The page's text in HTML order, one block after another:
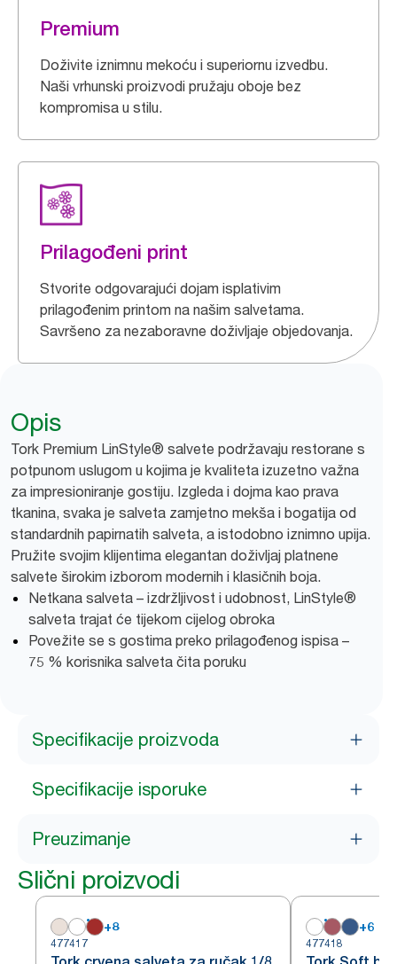
Premium
Doživite iznimnu mekoću i superiornu izvedbu.
Naši vrhunski proizvodi pružaju oboje bez
kompromisa u stilu.
Prilagođeni print
Stvorite odgovarajući dojam isplativim
prilagođenim printom na našim salvetama.
Savršeno za nezaboravne doživljaje objedovanja.
Opis
Tork Premium LinStyle® salvete podržavaju restorane s
potpunom uslugom u kojima je kvaliteta izuzetno važna
za impresioniranje gostiju. Izgleda i dojma kao prava
tkanina, svaka je salveta zamjetno mekša i bogatija od
standardnih papirnatih salveta, a istodobno iznimno upija.
Pružite svojim klijentima elegantan doživljaj platnene
salvete širokim izborom modernih i klasičnih boja.
Netkana salveta – izdržljivost i udobnost, LinStyle®
salveta trajat će tijekom cijelog obroka
Povežite se s gostima preko prilagođenog ispisa –
75 % korisnika salveta čita poruku
Specifikacije proizvoda
Specifikacije isporuke
Preuzimanje
Slični proizvodi
+8
477417
+6
477418